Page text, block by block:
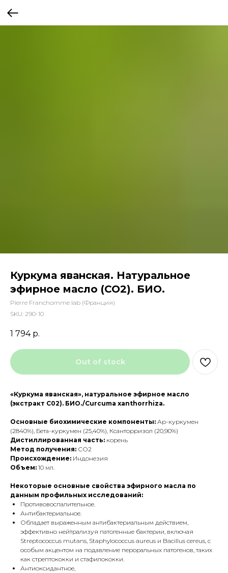
Куркума яванская. Натуральное
эфирное масло (СО2). БИО.
Pierre Franchomme lab (Франция)
SKU: 290-10
1 794 р.
Out of stock
«Куркума яванская», натуральное эфирное масло
(экстракт С02). БИО./Curcuma xanthorrhiza.
Основные биохимические компоненты: Ар-куркумен
(2840%), Бета-куркумен (25,40%), Ксанторризол (20,90%)
Дистиллированная часть: корень
Метод получения: СО2
Происхождение: Индонезия
Объем: 10 мл.
Некоторые основные свойства эфирного масла по
данным профильных исследований:
Противовоспалительное.
Антибактериальное.
Обладает выраженным антибактериальным действием,
эффективно нейтрализуя патогенные бактерии, включая
Streptococcus mutans, Staphylococcus aureus и Bacillus cereus, с
особым акцентом на подавление пероральных патогенов, таких
как стрептококки и стафилококки.
Антиоксидантное,